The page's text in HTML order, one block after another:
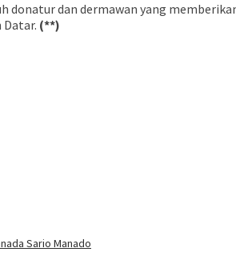
dan dermawan yang
(**)
Sario Manado